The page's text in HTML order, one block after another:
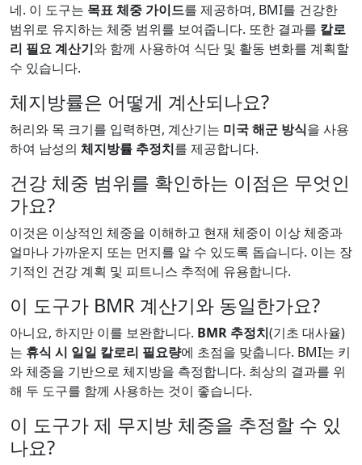
네. 이 도구는 목표 체중 가이드를 제공하며, BMI를 건강한
범위로 유지하는 체중 범위를 보여줍니다. 또한 결과를 칼로
리 필요 계산기와 함께 사용하여 식단 및 활동 변화를 계획할
수 있습니다.
체지방률은 어떻게 계산되나요?
허리와 목 크기를 입력하면, 계산기는 미국 해군 방식을 사용
하여 남성의 체지방률 추정치를 제공합니다.
건강 체중 범위를 확인하는 이점은 무엇인
가요?
이것은 이상적인 체중을 이해하고 현재 체중이 이상 체중과
얼마나 가까운지 또는 먼지를 알 수 있도록 돕습니다. 이는 장
기적인 건강 계획 및 피트니스 추적에 유용합니다.
이 도구가 BMR 계산기와 동일한가요?
아니요, 하지만 이를 보완합니다. BMR 추정치(기초 대사율)
는 휴식 시 일일 칼로리 필요량에 초점을 맞춥니다. BMI는 키
와 체중을 기반으로 체지방을 측정합니다. 최상의 결과를 위
해 두 도구를 함께 사용하는 것이 좋습니다.
이 도구가 제 무지방 체중을 추정할 수 있
나요?